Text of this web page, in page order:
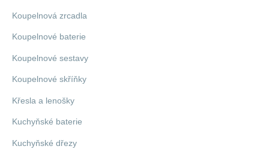
Koupelnová zrcadla
Koupelnové baterie
Koupelnové sestavy
Koupelnové skříňky
Křesla a lenošky
Kuchyňské baterie
Kuchyňské dřezy